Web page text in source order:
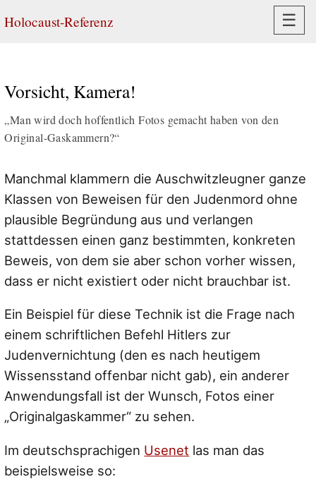
Holocaust-Referenz ☰
Vorsicht, Kamera!
„Man wird doch hoffentlich Fotos gemacht haben von den
Original-Gaskammern?“
Manchmal klammern die Auschwitzleugner ganze
Klassen von Beweisen für den Judenmord ohne
plausible Begründung aus und verlangen
stattdessen einen ganz bestimmten, konkreten
Beweis, von dem sie aber schon vorher wissen,
dass er nicht existiert oder nicht brauchbar ist.
Ein Beispiel für diese Technik ist die Frage nach
einem schriftlichen Befehl Hitlers zur
Judenvernichtung (den es nach heutigem
Wissensstand offenbar nicht gab), ein anderer
Anwendungsfall ist der Wunsch, Fotos einer
„Originalgaskammer“ zu sehen.
Im deutschsprachigen Usenet las man das
beispielsweise so: